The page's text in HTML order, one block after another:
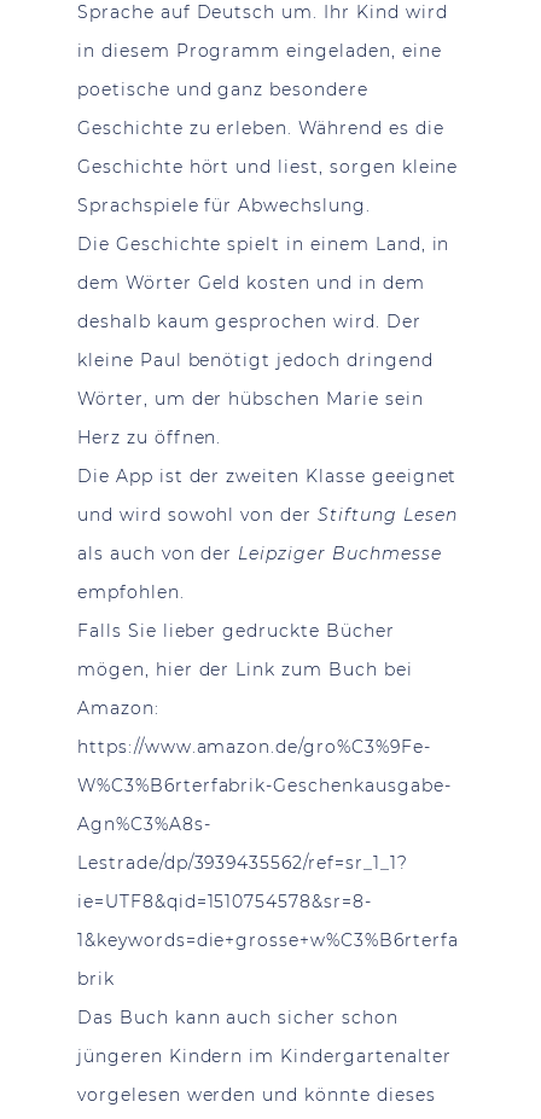
Sprache auf Deutsch um. Ihr Kind wird
in diesem Programm eingeladen, eine
poetische und ganz besondere
Geschichte zu erleben. Während es die
Geschichte hört und liest, sorgen kleine
Sprachspiele für Abwechslung.
Die Geschichte spielt in einem Land, in
dem Wörter Geld kosten und in dem
deshalb kaum gesprochen wird. Der
kleine Paul benötigt jedoch dringend
Wörter, um der hübschen Marie sein
Herz zu öffnen.
Die App ist der zweiten Klasse geeignet
und wird sowohl von derStiftung Lesen
als auch von der Leipziger Buchmesse
empfohlen.
Falls Sie lieber gedruckte Bücher
mögen, hier der Link zum Buch bei
Amazon:
https://www.amazon.de/gro%C3%9Fe-
W%C3%B6rterfabrik-Geschenkausgabe-
Agn%C3%A8s-
Lestrade/dp/3939435562/ref=sr_1_1?
ie=UTF8&qid=1510754578&sr=8-
1&keywords=die+grosse+w%C3%B6rterfa
brik
Das Buch kann auch sicher schon
jüngeren Kindern im Kindergartenalter
vorgelesen werden und könnte dieses